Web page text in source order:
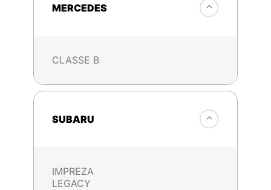
MERCEDES
CLASSE B
SUBARU
IMPREZA
LEGACY